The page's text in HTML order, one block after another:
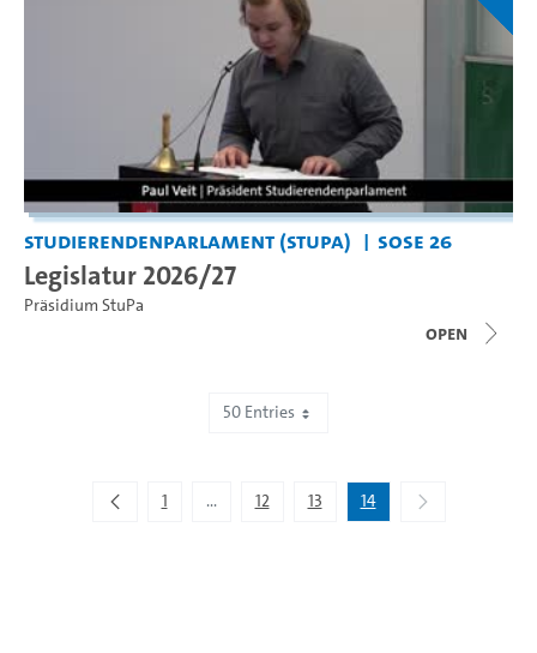
Studierendenparlament (StuPa) SoSe 26
Legislatur 2026/27
Präsidium StuPa
open
50 Entries
1 ...
Intermediate Pages Use TAB to navigate.
12 13 14